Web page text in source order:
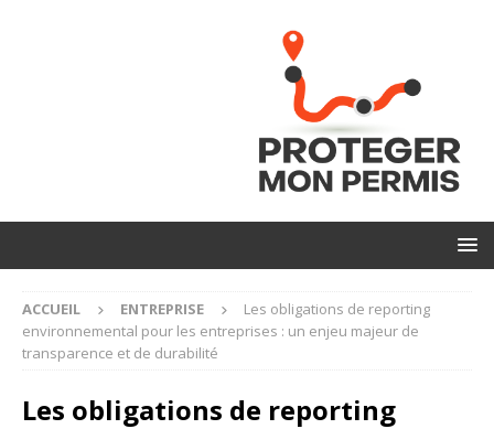
ACCUEIL ENTREPRISE
Les obligations de reporting
environnemental pour les entreprises : un enjeu majeur de
transparence et de durabilité
Les obligations de reporting